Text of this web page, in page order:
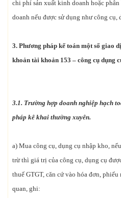
chi phí sản xuất kinh doanh hoặc
doanh nếu được sử dụng như công cụ,
3. Phương pháp kế toán một số giao
khoản tài khoản 153 – công cụ dụng
3.1. Trường hợp doanh nghiệp hạch
pháp kê khai thường xuyên.
a) Mua công cụ, dụng cụ nhập kho,
trừ thì giá trị của công cụ, dụng cụ
thuế GTGT, căn cứ vào hóa đơn,
quan, ghi: